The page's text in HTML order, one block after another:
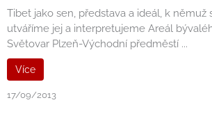
Tibet jako sen, představa a ideál, k němuž
utváříme jej a interpretujeme Areál
Světovar Plzeň-Východní předměstí ...
Více
17/09/2013